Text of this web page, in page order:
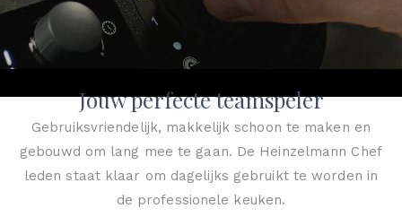
Jouw perfecte teamspeler
Gebruiksvriendelijk, makkelijk schoon te maken en
gebouwd om lang mee te gaan. De Heinzelmann Chef
leden staat klaar om dagelijks gebruikt te worden in
de professionele keuken.